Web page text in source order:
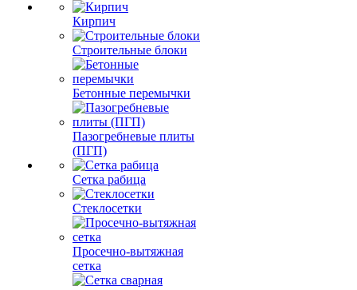
Кирпич
Строительные блоки
Бетонные перемычки
Пазогребневые плиты
(ПГП)
Сетка рабица
Стеклосетки
Просечно-вытяжная
сетка